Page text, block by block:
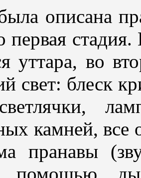
описана
первая
уттара, во
свет: блеск
камней,
пранавы